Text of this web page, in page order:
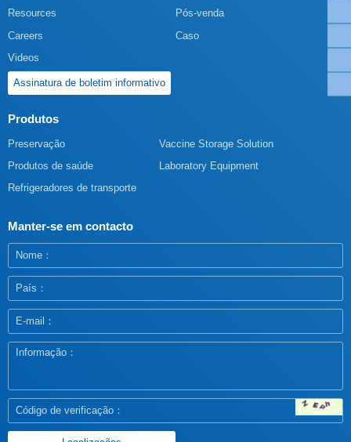
Resources
Pós-venda
Careers
Caso
Videos
Assinatura de boletim informativo
Produtos
Preservação
Vaccine Storage Solution
Produtos de saúde
Laboratory Equipment
Refrigeradores de transporte
Manter-se em contacto